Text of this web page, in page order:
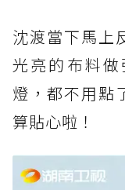
沈渡當下馬上
光亮的布料
燈，都不用點
算貼心啦！